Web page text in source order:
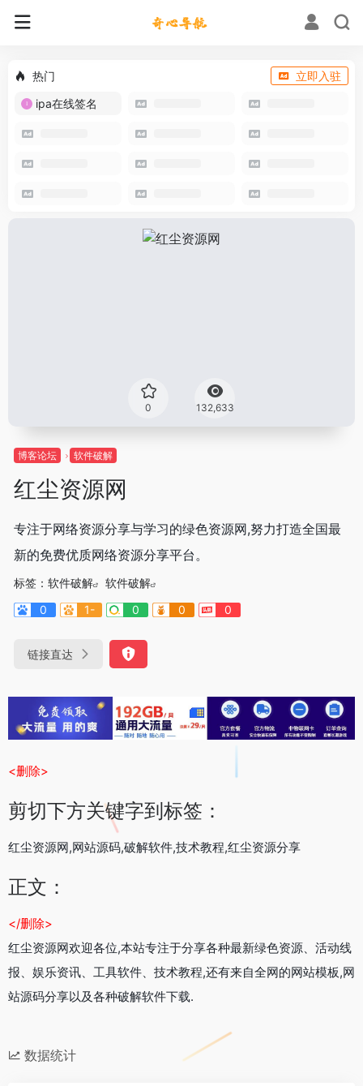
热门
立即入驻
ipa在线签名
0 132,633
博客论坛 软件破解
红尘资源网
专注于网络资源分享与学习的绿色资源网,努力打造全国最
新的免费优质网络资源分享平台。
标签： 软件破解
软件破解
0
1- 0 0 0
链接直达
<删除>
剪切下方关键字到标签：
红尘资源网,网站源码,破解软件,技术教程,红尘资源分享
正文：
</删除>
红尘资源网欢迎各位,本站专注于分享各种最新绿色资源、活动线
报、娱乐资讯、工具软件、技术教程,还有来自全网的网站模板,网
站源码分享以及各种破解软件下载.
数据统计